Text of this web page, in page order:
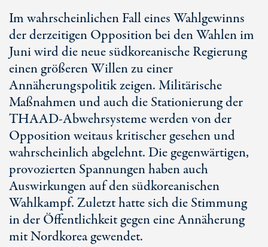
Im wahrscheinlichen Fall eines Wahlgewinns
der derzeitigen Opposition bei den Wahlen im
Juni wird die neue südkoreanische Regierung
einen größeren Willen zu einer
Annäherungspolitik zeigen. Militärische
Maßnahmen und auch die Stationierung der
THAAD-Abwehrsysteme werden von der
Opposition weitaus kritischer gesehen und
wahrscheinlich abgelehnt. Die gegenwärtigen,
provozierten Spannungen haben auch
Auswirkungen auf den südkoreanischen
Wahlkampf. Zuletzt hatte sich die Stimmung
in der Öffentlichkeit gegen eine Annäherung
mit Nordkorea gewendet.